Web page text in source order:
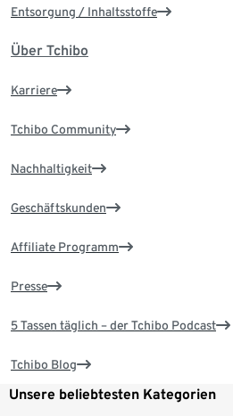
Entsorgung / Inhaltsstoffe
Über Tchibo
Karriere
Tchibo Community
Nachhaltigkeit
Geschäftskunden
Affiliate Programm
Presse
5 Tassen täglich – der Tchibo Podcast
Tchibo Blog
Unsere beliebtesten Kategorien